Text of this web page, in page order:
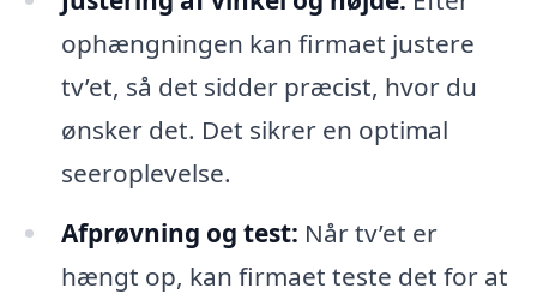
ophængningen kan firmaet justere
tv’et, så det sidder præcist, hvor du
ønsker det. Det sikrer en optimal
seeroplevelse.
Afprøvning og test: Når tv’et er
hængt op, kan firmaet teste det for at